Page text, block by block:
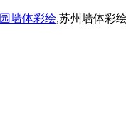
墙体彩绘,苏州墙体彩